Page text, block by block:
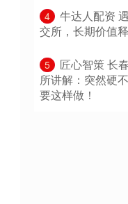
4
牛达人配资
交所，长期价值
5
匠心智策 长
所讲解：突然硬
要这样做！